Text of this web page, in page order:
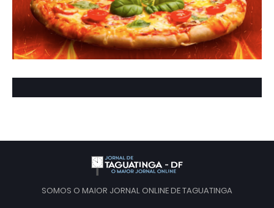
SOMOS O MAIOR JORNAL ONLINE DE TAGUATINGA